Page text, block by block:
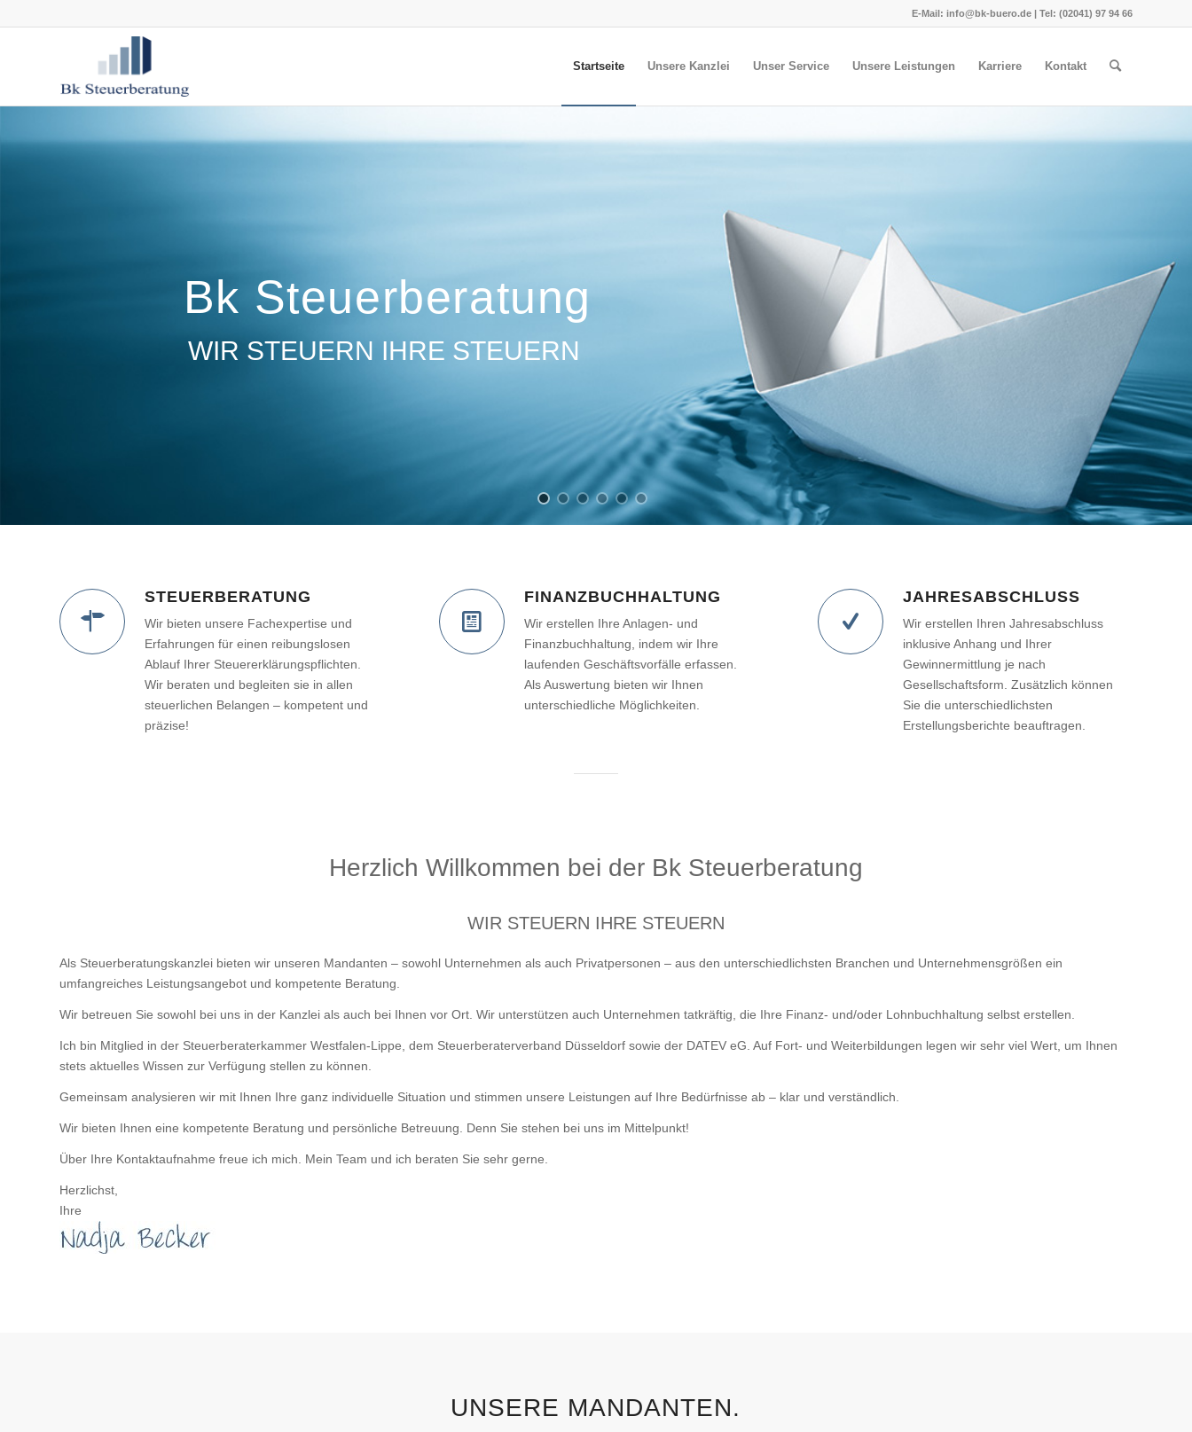
E-Mail: info@bk-buero.de | Tel: (02041) 97 94 66
Startseite Unsere Kanzlei Unser Service Unsere Leistungen Karriere Kontakt
Bk Steuerberatung
WIR STEUERN IHRE STEUERN
STEUERBERATUNG
Wir bieten unsere Fachexpertise und
Erfahrungen für einen reibungslosen
Ablauf Ihrer Steuererklärungspflichten.
Wir beraten und begleiten sie in allen
steuerlichen Belangen – kompetent und
präzise!
FINANZ­BUCHHALTUNG
Wir erstellen Ihre Anlagen- und
Finanzbuchhaltung, indem wir Ihre
laufenden Geschäftsvorfälle erfassen.
Als Auswertung bieten wir Ihnen
unterschiedliche Möglichkeiten.
JAHRESABSCHLUSS
Wir erstellen Ihren Jahresabschluss
inklusive Anhang und Ihrer
Gewinnermittlung je nach
Gesellschaftsform. Zusätzlich können
Sie die unterschiedlichsten
Erstellungsberichte beauftragen.
Herzlich Willkommen bei der Bk Steuerberatung
WIR STEUERN IHRE STEUERN
Als Steuerberatungskanzlei bieten wir unseren Mandanten – sowohl Unternehmen als auch Privatpersonen – aus den unterschiedlichsten Branchen und Unternehmensgrößen ein
umfangreiches Leistungsangebot und kompetente Beratung.
Wir betreuen Sie sowohl bei uns in der Kanzlei als auch bei Ihnen vor Ort. Wir unterstützen auch Unternehmen tatkräftig, die Ihre Finanz- und/oder Lohnbuchhaltung selbst erstellen.
Ich bin Mitglied in der Steuerberaterkammer Westfalen-Lippe, dem Steuerberaterverband Düsseldorf sowie der DATEV eG. Auf Fort- und Weiterbildungen legen wir sehr viel Wert, um Ihnen
stets aktuelles Wissen zur Verfügung stellen zu können.
Gemeinsam analysieren wir mit Ihnen Ihre ganz individuelle Situation und stimmen unsere Leistungen auf Ihre Bedürfnisse ab – klar und verständlich.
Wir bieten Ihnen eine kompetente Beratung und persönliche Betreuung. Denn Sie stehen bei uns im Mittelpunkt!
Über Ihre Kontaktaufnahme freue ich mich. Mein Team und ich beraten Sie sehr gerne.
Herzlichst,
Ihre
UNSERE MANDANTEN.